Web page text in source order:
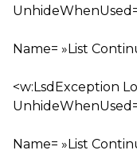
Name= »List
<w:LsdException
Name= »List